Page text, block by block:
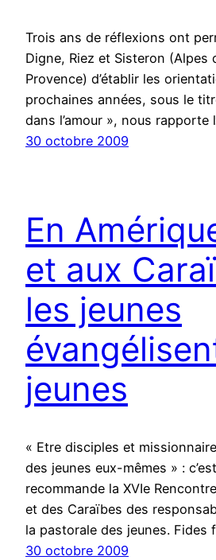
Trois ans de réflexions ont
Digne, Riez et Sisteron (Alpes
Provence) d’établir les
prochaines années, sous le
dans l’amour », nous rapporte
30 octobre 2009
En
et aux
les jeunes
jeunes
« Etre disciples et
des jeunes eux-mêmes » :
recommande la XVIe
et des Caraïbes des
la pastorale des jeunes. Fides
30 octobre 2009